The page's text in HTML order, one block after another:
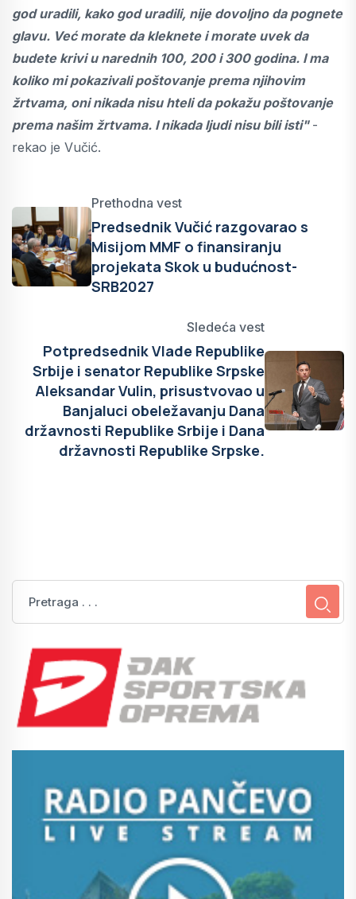
god uradili, kako god uradili, nije dovoljno da pognete
glavu. Već morate da kleknete i morate uvek da
budete krivi u narednih 100, 200 i 300 godina. I ma
koliko mi pokazivali poštovanje prema njihovim
žrtvama, oni nikada nisu hteli da pokažu poštovanje
prema našim žrtvama. I nikada ljudi nisu bili isti" -
rekao je Vučić.
Prethodna vest
Predsednik Vučić razgovarao s
Misijom MMF o finansiranju
projekata Skok u budućnost-
SRB2027
Sledeća vest
Potpredsednik Vlade Republike
Srbije i senator Republike Srpske
Aleksandar Vulin, prisustvovao u
Banjaluci obeležavanju Dana
državnosti Republike Srbije i Dana
državnosti Republike Srpske.